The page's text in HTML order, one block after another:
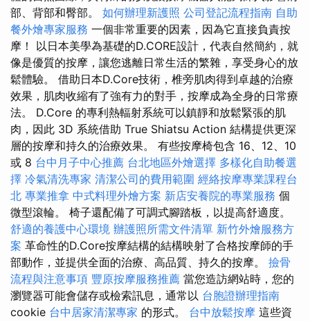
部、背部和臀部。 如何辦理新護照 公司登記流程指南 自助
餐外燴專家服務 一個非常重要的因素，因為它直接負責按
摩！ 以日本美學為基礎的D.CORE設計，代表自然簡約，就
像是優質的按摩，讓您逃離日常生活的繁雜，享受身心的放
鬆體驗。 借助日本D.Core技術，椎旁肌肉得到卓越的治療
效果，肌肉收縮有了強有力的對手，按摩成為全身的日常療
法。 D.Core 的專利熱輻射系統可以鎮靜和放鬆緊張的肌
肉，因此 3D 系統借助 True Shiatsu Action 結構提供更深
層的按摩和持久的治療效果。 有些按摩椅包含 16、12、10
或 8 台中月子中心推薦 台北地區外燴選擇 多樣化自助餐選
擇 冷氣清洗專家 清潔公司的費用範圍 經絡按摩專業課程台
北 專業推拿 中式料理外燴方案 新店安養院的專業服務 個
微型滾輪。 椅子還配備了可調式腳踏板，以提高舒適度。
舒適的養護中心環境 辦護照所需文件清單 新竹外燴服務方
案 革命性的D.Core按摩結構的結構映射了合格按摩師的手
部動作，並提供全面的治療、高品質、持久的按摩。 撿骨
流程與注意事項 豐原按摩服務推薦 當您造訪網站時，您的
瀏覽器可能會儲存或檢索訊息，通常以 台胞證辦理指南
cookie 台中居家清潔專家 的形式。 台中放鬆按摩 這些資